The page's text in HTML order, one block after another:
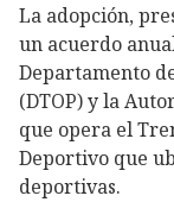
La adopción,
un acuerdo
Departamento
(DTOP) y la
que opera el
Deportivo que
deportivas.